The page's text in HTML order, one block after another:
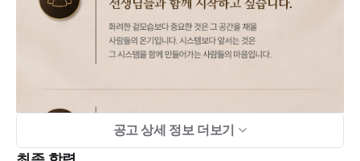
공고 상세 정보 더보기